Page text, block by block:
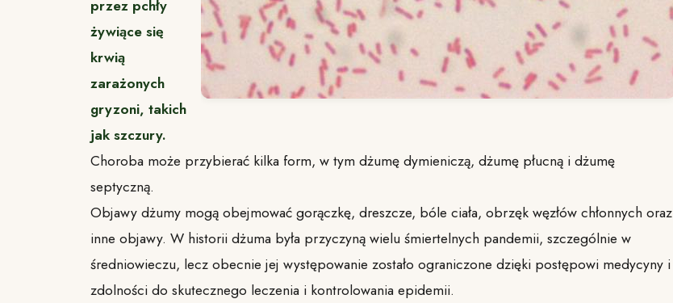
przez pchły
żywiące się
krwią
zarażonych
gryzoni, takich
jak szczury.
Choroba może przybierać kilka form, w tym dżumę dymieniczą, dżumę płucną i dżumę
septyczną.
Objawy dżumy mogą obejmować gorączkę, dreszcze, bóle ciała, obrzęk węzłów chłonnych oraz
inne objawy. W historii dżuma była przyczyną wielu śmiertelnych pandemii, szczególnie w
średniowieczu, lecz obecnie jej występowanie zostało ograniczone dzięki postępowi medycyny i
zdolności do skutecznego leczenia i kontrolowania epidemii.